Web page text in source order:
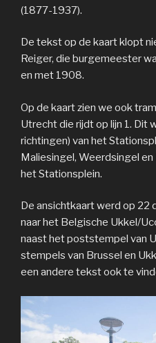
(1877-1937).
De tekst op de kaart klopt
Reiger, die burgemeester
en met 1908.
Op de kaart zien we ook
Utrecht die rijdt op lijn 1. Dit
richtingen) van het
Maliesingel, Weerdsingel
het Stationsplein.
De ansichtkaart werd op 22
naar het Belgische Ukkel/
naast het poststempel van
stempels van Brussel en
een andere tekst ook te